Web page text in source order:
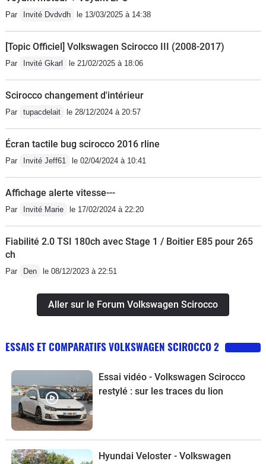
les pièces recommandé par
presque 1000€ pour rien! Amateur
d'ethanol e85 comme moi je ne
recommande pas du tout pour ce
véhicule. Malgré une reprog chez un
pro j'ai l'impression que ça fait tout
dysfonctionner à l'interieur... Pourtant
je respecte bien les 3 pleins e85 et le
4eme en sp95 et j'ai également
installé des bougies speciales éthanol
! En gros même Volkswagen n'est pas
capable de me solutionner ce
m'empêche de passer le ct ou de la
garages du département et chez
pénible. Je conseille plutôt la version
2.0 le moteur est plus fiable car mieux
les performances néanmoins bonnes.
Par Invité Dvdvdh le 13/03/2025 à 14:38
[Topic Officiel] Volkswagen Scirocco III (2008-2017)
Par Invité Gkarl le 21/02/2025 à 18:06
Scirocco changement d'intérieur
Par tupacdelait le 28/12/2024 à 20:57
Écran tactile bug scirocco 2016 rline
Par Invité Jeff61 le 02/04/2024 à 10:41
Affichage alerte vitesse---
Par Invité Marie le 17/02/2024 à 22:20
Fiabilité 2.0 TSI 180ch avec Stage 1 / Boitier E85 pour 265
ch
Par Den le 08/12/2023 à 22:51
Aller sur le Forum Volkswagen Scirocco
ESSAIS ET COMPARATIFS VOLKSWAGEN SCIROCCO 2
Essai vidéo - Volkswagen Scirocco
restylé : sur les traces du lion
Hyundai Veloster - Volkswagen